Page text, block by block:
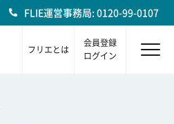
FLIE運営事務局: 0120-99-0107
フリエとは
会員登録
ログイン